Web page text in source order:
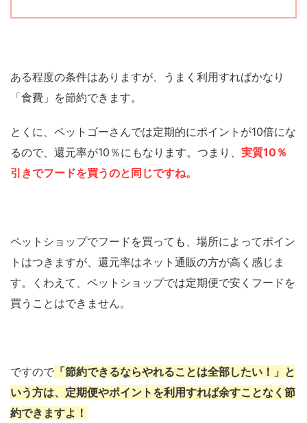
ある程度の条件はありますが、うまく利用すればかなり
「食費」を節約できます。
とくに、ペットゴーさんでは定期的にポイントが10倍にな
るので、還元率が10％にもなります。つまり、 実質10％
引きでフードを買うのと同じですね。
ペットショップでフードを買っても、場所によってポイン
トはつきますが、還元率はネット通販の方が高く感じま
す。くわえて、ペットショップでは定期便で安くフードを
買うことはできません。
ですので 「節約できるならやれることは全部したい！」と
いう方は、定期便やポイントを利用すれば余すことなく節
約できますよ！